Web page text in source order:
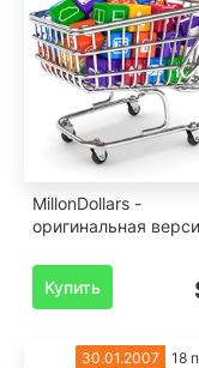
MillonDollars -
оригинальная
Купить
30.01.2007 18